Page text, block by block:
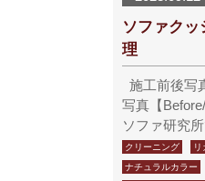
ソファク
理
施工前後写
写真【
ソファ研究
クリーニング リ
ナチュラルカラー